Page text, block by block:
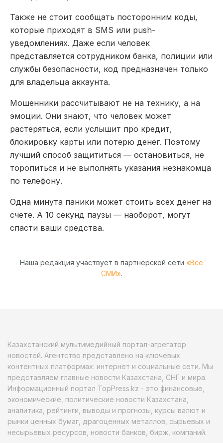
Также не стоит сообщать посторонним коды,
которые приходят в SMS или push-
уведомлениях. Даже если человек
представляется сотрудником банка, полиции или
службы безопасности, код предназначен только
для владельца аккаунта.
Мошенники рассчитывают не на технику, а на
эмоции. Они знают, что человек может
растеряться, если услышит про кредит,
блокировку карты или потерю денег. Поэтому
лучший способ защититься — остановиться, не
торопиться и не выполнять указания незнакомца
по телефону.
Одна минута паники может стоить всех денег на
счете. А 10 секунд паузы — наоборот, могут
спасти ваши средства.
Наша редакция участвует в партнёрской сети «Все
СМИ».
Казахстанский мультимедийный портал-агрегатор
новостей. Агентство представлено на ключевых
контентных платформах: интернет и социальные сети. Мы
представляем главные новости Казахстана, СНГ и мира.
Информационный портал TopPress.kz - это финансовые,
экономические, политические новости Казахстана,
аналитика, рейтинги, выводы и прогнозы, курсы валют и
рынки ценных бумаг, драгоценных металлов, сырьевых и
несырьевых ресурсов, новости банков, бирж, компаний.